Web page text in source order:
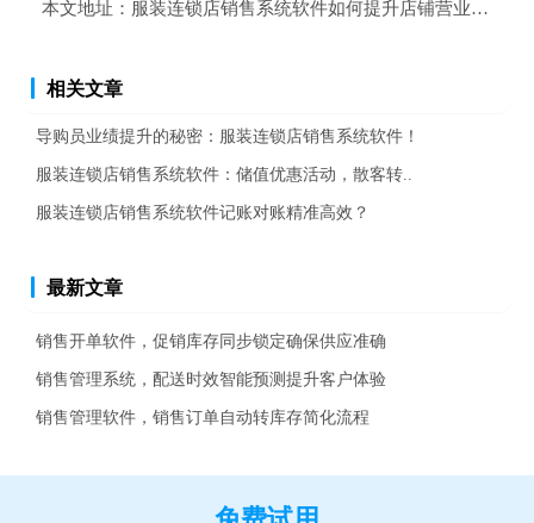
本文地址： 服装连锁店销售系统软件如何提升店铺营业额【服
相关文章
导购员业绩提升的秘密：服装连锁店销售系统软件！
服装连锁店销售系统软件：储值优惠活动，散客转..
服装连锁店销售系统软件记账对账精准高效？
最新文章
销售开单软件，促销库存同步锁定确保供应准确
销售管理系统，配送时效智能预测提升客户体验
销售管理软件，销售订单自动转库存简化流程